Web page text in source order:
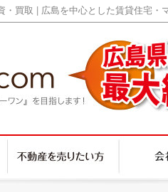
・買取 | 広島を中心とした賃貸住宅